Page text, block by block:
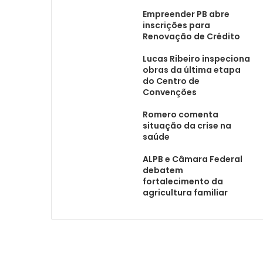
Empreender PB abre
inscrições para
Renovação de Crédito
Lucas Ribeiro inspeciona
obras da última etapa
do Centro de
Convenções
Romero comenta
situação da crise na
saúde
ALPB e Câmara Federal
debatem
fortalecimento da
agricultura familiar